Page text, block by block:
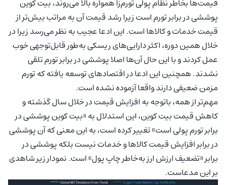
قیمت‌ها بخاطر نظام پولی تورم‌زا همواره بالا می‌روند، بیت کوین
پوششی در برابر تورم است زیرا رشد قیمت آن به مراتب بیش‌تر از
قیمت خدمات و کالاها است. این ادعا عجیب به نظر می‌رسد زیرا در
خلال همین دوره، اکثر دارایی‌های ریسکی به‌طور قابل‌توجهی خوب
عمل کردند و با این حال آن‌ها اصلا پوششی در برابر تورم تلقی
نشدند. همچنین این ادعا در اقتصادهای توسعه یافته که تورم
مزمن ضعیفی دارند واقعا آزموده نشده است.
مهم‌تر از همه، باتوجه به افزایش قیمت در خلال سال گذشته و
کاهش قیمت بیت کوین، این استدلال به «بیت کوین پوششی در
برابر تورم پولی است» تغییر کرده است، به این معنی که آن پوششی
در برابر افزایش قیمت کالاها و خدمات نیست بلکه پوششی در
برابر «تضعیف ارزش ارز به‌خاطر چاپ پول» است. نمودار زیر شاهدی
بر این مدعاست.